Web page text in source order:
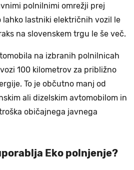
polnilnimi omrežji prej
lahko lastniki električnih vozil le
na slovenskem trgu le še več.
na izbranih polnilnicah
100 kilometrov za približno
To je občutno manj od
ali dizelskim avtomobilom in
običajnega javnega
Eko polnjenje?